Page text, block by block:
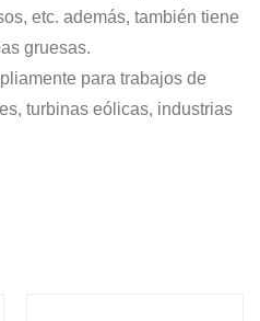
etc. además, también tiene
gruesas.
para trabajos de
turbinas eólicas, industrias